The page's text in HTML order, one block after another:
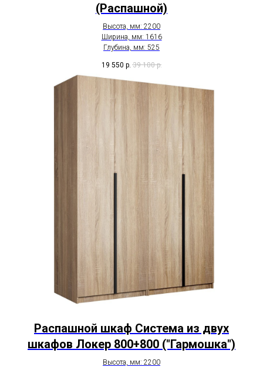
(Распашной)
Высота, мм: 2200
Ширина, мм: 1616
Глубина, мм: 525
19 550 р. 39 100 р.
Распашной шкаф Система из двух
шкафов Локер 800+800 ("Гармошка")
Высота, мм: 2200